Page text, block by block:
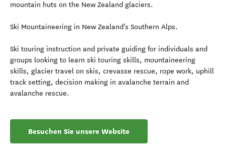
mountain huts on the New Zealand glaciers.
Ski Mountaineering in New Zealand's Southern Alps.
Ski touring instruction and private guiding for individuals and
groups looking to learn ski touring skills, mountaineering
skills, glacier travel on skis, crevasse rescue, rope work, uphill
track setting, decision making in avalanche terrain and
avalanche rescue.
Besuchen Sie unsere Website